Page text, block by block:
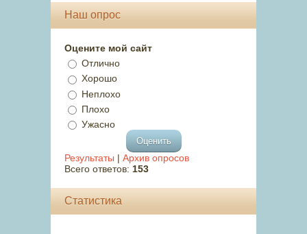
Наш опрос
Оцените мой сайт
Отлично
Хорошо
Неплохо
Плохо
Ужасно
Результаты | Архив опросов
Всего ответов: 153
Статистика